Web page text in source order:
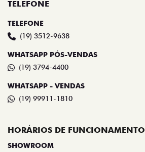
TELEFONE
TELEFONE
(19) 3512-9638
WHATSAPP PÓS-VENDAS
(19) 3794-4400
WHATSAPP - VENDAS
(19) 99911-1810
HORÁRIOS DE FUNCIONAMENTO
SHOWROOM